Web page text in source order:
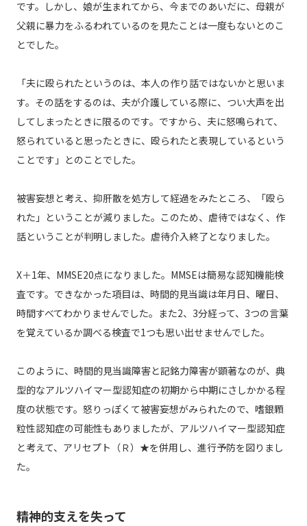
です。しかし、娘が生まれてから、今までのあいだに、母親が
父親に暴力をふるわれているのを見たことは一度もないとのこ
とでした。
「夫に殴られたというのは、本人の作り話ではないかと思いま
す。その話をするのは、夫が介護している際に、つい大声を出
してしまったときに限るのです。ですから、夫に怒鳴られて、
怒られていると思ったときに、殴られたと表現しているという
ことです」とのことでした。
被害妄想と考え、抑肝散を処方して経過をみたところ、「殴ら
れた」ということが減りました。このため、虐待ではなく、作
話ということが判明しました。虐待介入終了となりました。
X＋1年、MMSE20点になりました。MMSEは簡易な認知機能検
査です。できなかった項目は、時間的見当識は年月日、曜日、
時間すべてわかりませんでした。また2、3分経って、3つの言葉
を覚えているか調べる検査で1つも思い出せませんでした。
このように、時間的見当識障害と記銘力障害が顕著なのが、典
型的なアルツハイマー型認知症の初期から中期にさしかかる程
度の状態です。怒りっぽくて被害妄想がみられたので、嗜銀顆
粒性認知症の可能性もありましたが、アルツハイマー型認知症
と考えて、アリセプト（Ｒ）★を併用し、進行予防を図りまし
た。
精神的支えを失って